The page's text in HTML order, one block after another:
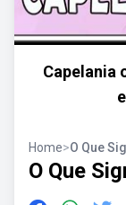
Capelania
Home>O Que
O Que